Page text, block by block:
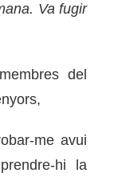
Va fugir
del
me avui
hi la